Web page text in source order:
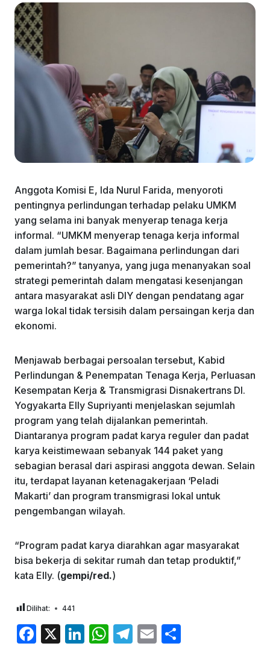
Anggota Komisi E, Ida Nurul Farida, menyoroti
pentingnya perlindungan terhadap pelaku UMKM
yang selama ini banyak menyerap tenaga kerja
informal. “UMKM menyerap tenaga kerja informal
dalam jumlah besar. Bagaimana perlindungan dari
pemerintah?” tanyanya, yang juga menanyakan soal
strategi pemerintah dalam mengatasi kesenjangan
antara masyarakat asli DIY dengan pendatang agar
warga lokal tidak tersisih dalam persaingan kerja dan
ekonomi.
Menjawab berbagai persoalan tersebut, Kabid
Perlindungan & Penempatan Tenaga Kerja, Perluasan
Kesempatan Kerja & Transmigrasi Disnakertrans DI.
Yogyakarta Elly Supriyanti menjelaskan sejumlah
program yang telah dijalankan pemerintah.
Diantaranya program padat karya reguler dan padat
karya keistimewaan sebanyak 144 paket yang
sebagian berasal dari aspirasi anggota dewan. Selain
itu, terdapat layanan ketenagakerjaan ‘Peladi
Makarti’ dan program transmigrasi lokal untuk
pengembangan wilayah.
“Program padat karya diarahkan agar masyarakat
bisa bekerja di sekitar rumah dan tetap produktif,”
kata Elly. (gempi/red.)
Dilihat: 441
F
X
Li W T
E